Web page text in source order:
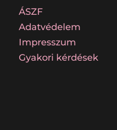
ÁSZF
Adatvédelem
Impresszum
Gyakori kérdések